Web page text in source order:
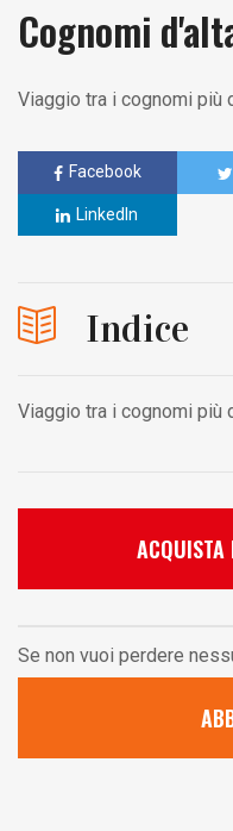
Cognomi
Viaggio tra i cognomi più
Facebook
LinkedIn
Indice
Viaggio tra i cognomi più
Se non vuoi perdere